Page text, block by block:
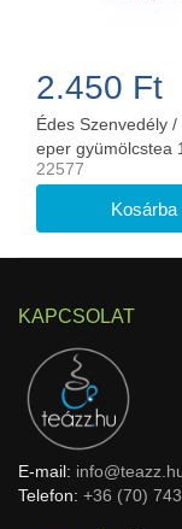
2.450 Ft
Édes Szenvedély /
eper gyümölcstea
22577
KAPCSOLAT
E-mail:
Telefon: +36 (70)